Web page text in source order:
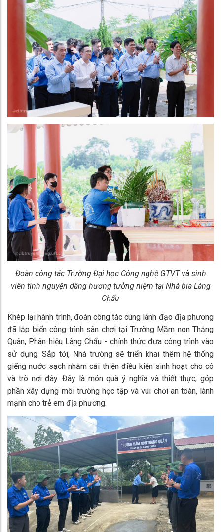
Đoàn công tác Trường Đại học Công nghệ GTVT và sinh
viên tình nguyện dâng hương tưởng niệm tại Nhà bia Làng
Chẩu
Khép lại hành trình, đoàn công tác cùng lãnh đạo địa phương
đã lắp biển công trình sân chơi tại Trường Mầm non Thắng
Quân, Phân hiệu Làng Chẩu - chính thức đưa công trình vào
sử dụng. Sắp tới, Nhà trường sẽ triển khai thêm hệ thống
giếng nước sạch nhằm cải thiện điều kiện sinh hoạt cho cô
và trò nơi đây. Đây là món quà ý nghĩa và thiết thực, góp
phần xây dựng môi trường học tập và vui chơi an toàn, lành
mạnh cho trẻ em địa phương.